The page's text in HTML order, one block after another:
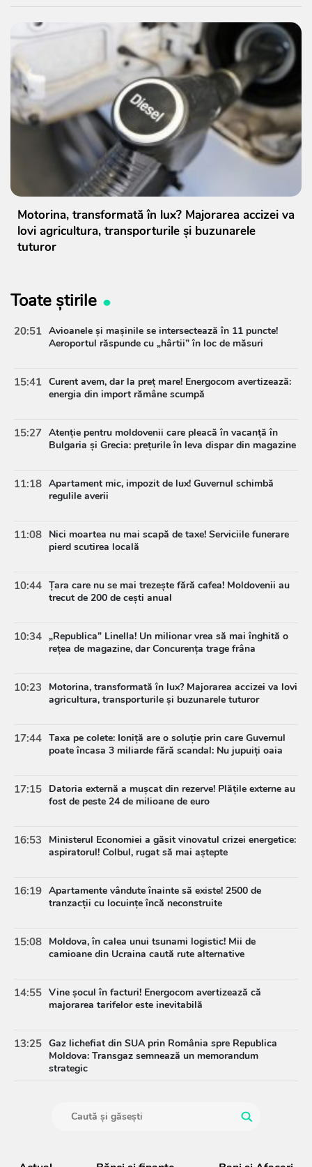
Motorina, transformată în lux? Majorarea accizei va
lovi agricultura, transporturile și buzunarele
tuturor
Toate știrile
20:51 Avioanele și mașinile se intersectează în 11 puncte!
Aeroportul răspunde cu „hârtii” în loc de măsuri
15:41 Curent avem, dar la preț mare! Energocom avertizează:
energia din import rămâne scumpă
15:27 Atenție pentru moldovenii care pleacă în vacanță în
Bulgaria și Grecia: prețurile în leva dispar din magazine
11:18 Apartament mic, impozit de lux! Guvernul schimbă
regulile averii
11:08 Nici moartea nu mai scapă de taxe! Serviciile funerare
pierd scutirea locală
10:44 Țara care nu se mai trezește fără cafea! Moldovenii au
trecut de 200 de cești anual
10:34 „Republica” Linella! Un milionar vrea să mai înghită o
rețea de magazine, dar Concurența trage frâna
10:23
Motorina, transformată în lux? Majorarea accizei va lovi
agricultura, transporturile și buzunarele tuturor
17:44 Taxa pe colete: Ioniță are o soluție prin care Guvernul
poate încasa 3 miliarde fără scandal: Nu jupuiți oaia
17:15 Datoria externă a mușcat din rezerve! Plățile externe au
fost de peste 24 de milioane de euro
16:53
Ministerul Economiei a găsit vinovatul crizei energetice:
aspiratorul! Colbul, rugat să mai aștepte
16:19 Apartamente vândute înainte să existe! 2500 de
tranzacții cu locuințe încă neconstruite
15:08 Moldova, în calea unui tsunami logistic! Mii de
camioane din Ucraina caută rute alternative
14:55 Vine șocul în facturi! Energocom avertizează că
majorarea tarifelor este inevitabilă
13:25 Gaz lichefiat din SUA prin România spre Republica
Moldova: Transgaz semnează un memorandum
strategic